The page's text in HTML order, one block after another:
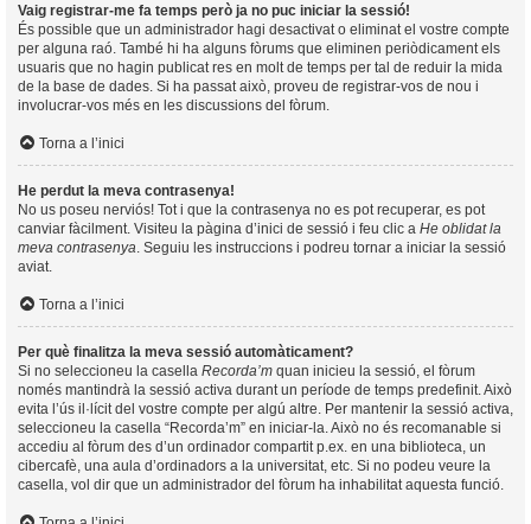
Vaig registrar-me fa temps però ja no puc iniciar la sessió!
És possible que un administrador hagi desactivat o eliminat el vostre compte
per alguna raó. També hi ha alguns fòrums que eliminen periòdicament els
usuaris que no hagin publicat res en molt de temps per tal de reduir la mida
de la base de dades. Si ha passat això, proveu de registrar-vos de nou i
involucrar-vos més en les discussions del fòrum.
Torna a l’inici
He perdut la meva contrasenya!
No us poseu nerviós! Tot i que la contrasenya no es pot recuperar, es pot
canviar fàcilment. Visiteu la pàgina d’inici de sessió i feu clic a He oblidat la
meva contrasenya . Seguiu les instruccions i podreu tornar a iniciar la sessió
aviat.
Torna a l’inici
Per què finalitza la meva sessió automàticament?
Si no seleccioneu la casella Recorda’m quan inicieu la sessió, el fòrum
només mantindrà la sessió activa durant un període de temps predefinit. Això
evita l’ús il·lícit del vostre compte per algú altre. Per mantenir la sessió activa,
seleccioneu la casella “Recorda’m” en iniciar-la. Això no és recomanable si
accediu al fòrum des d’un ordinador compartit p.ex. en una biblioteca, un
cibercafè, una aula d’ordinadors a la universitat, etc. Si no podeu veure la
casella, vol dir que un administrador del fòrum ha inhabilitat aquesta funció.